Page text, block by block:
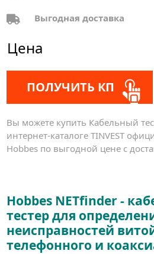
Выгодная доставка
Цена
ПОЛУЧИТЬ КП
Вы можете купить Кабельный
интернет-каталоге TINVEST
Hobbes по выгодной цене с
Hobbes NETfinder -
тестер для
неисправностей
телефонного и